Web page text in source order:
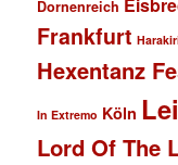
Dornenreich
Frankfurt
Hexentanz
In Extremo Köln
Lord Of The